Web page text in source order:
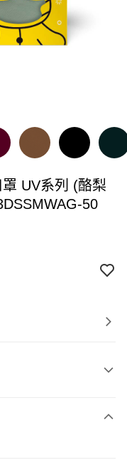
UV系列 (酪梨
50